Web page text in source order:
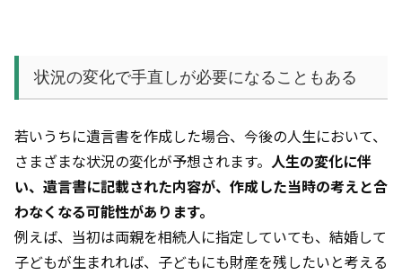
状況の変化で手直しが必要になることもある
若いうちに遺言書を作成した場合、今後の人生において、
さまざまな状況の変化が予想されます。 人生の変化に伴
い、遺言書に記載された内容が、作成した当時の考えと合
わなくなる可能性があります。
例えば、当初は両親を相続人に指定していても、結婚して
子どもが生まれれば、子どもにも財産を残したいと考える